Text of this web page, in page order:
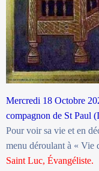
Mercredi 18 Octobre
compagnon de St Paul
Pour voir sa vie et en
menu déroulant à « Vie
Saint Luc, Évangéliste.